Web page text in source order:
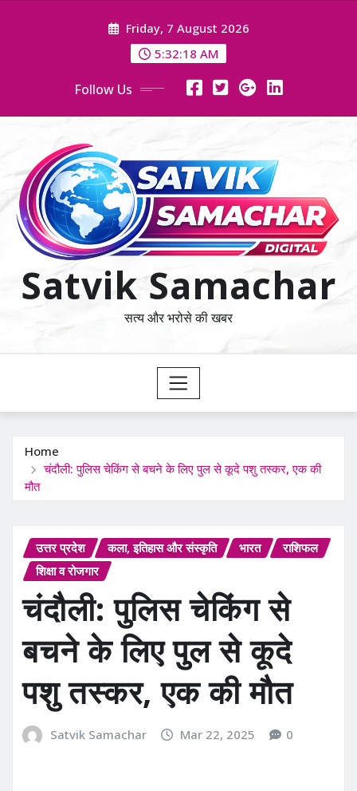
Friday, 7 August 2026
5:32:20 AM
Follow Us
Satvik Samachar
सत्य और भरोसे की खबर
Home
चंदौली: पुलिस चेकिंग से बचने के लिए पुल से कूदे पशु तस्कर, एक की
मौत
उत्तर प्रदेश कला, इतिहास और संस्कृति भारत
राशिफल
शिक्षा व रोजगार
चंदौली: पुलिस चेकिंग से
बचने के लिए पुल से कूदे
पशु तस्कर, एक की मौत
Satvik Samachar Mar 22, 2025 0